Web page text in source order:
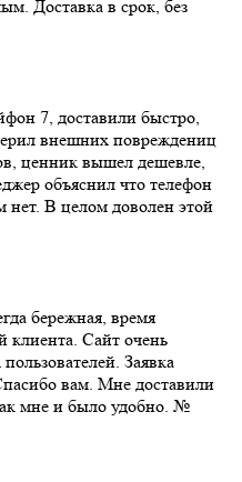
Доставка в срок, без
7, доставили быстро,
внешних повреждениц
ценник вышел дешевле,
объяснил что телефон
нет. В целом доволен этой
бережная, время
клиента. Сайт очень
Заявка
вам. Мне доставили
мне и было удобно. №